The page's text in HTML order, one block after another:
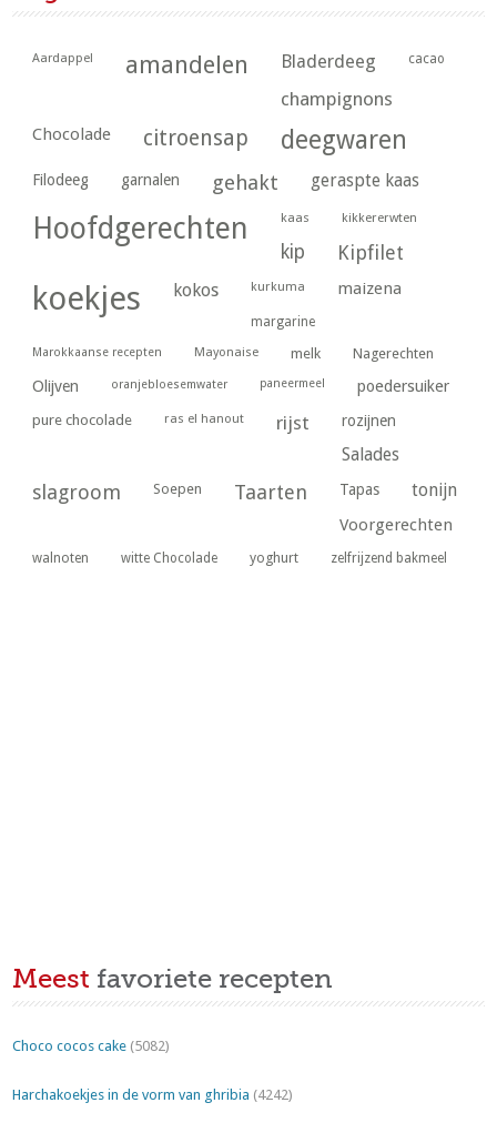
Aardappel amandelen Bladerdeeg cacao
champignons
Chocolade citroensap deegwaren
Filodeeg garnalen gehakt geraspte kaas
Hoofdgerechten kaas kikkererwten
kip Kipfilet
koekjes kokos kurkuma maizena
margarine
Marokkaanse recepten Mayonaise melk Nagerechten
Olijven oranjebloesemwater paneermeel poedersuiker
pure chocolade ras el hanout rijst rozijnen
Salades
slagroom Soepen Taarten Tapas tonijn
Voorgerechten
walnoten witte Chocolade yoghurt zelfrijzend bakmeel
Meest favoriete recepten
Choco cocos cake (5082)
Harchakoekjes in de vorm van ghribia (4242)